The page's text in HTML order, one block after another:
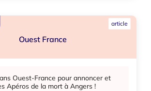
article
Ouest France
Ouest-France pour annoncer et
Apéros de la mort à Angers !